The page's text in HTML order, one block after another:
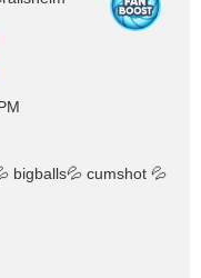
​bigballs💦 ​cumshot 💦​